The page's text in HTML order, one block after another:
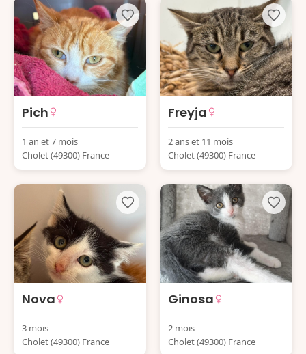
Pich
1 an et 7 mois
Cholet (49300) France
Freyja
2 ans et 11 mois
Cholet (49300) France
Nova
3 mois
Cholet (49300) France
Ginosa
2 mois
Cholet (49300) France